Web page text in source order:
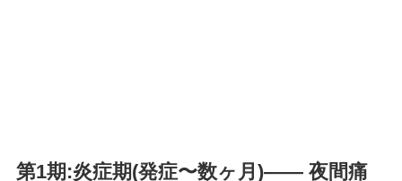
第1期:炎症期(発症〜数ヶ月)―― 夜間痛